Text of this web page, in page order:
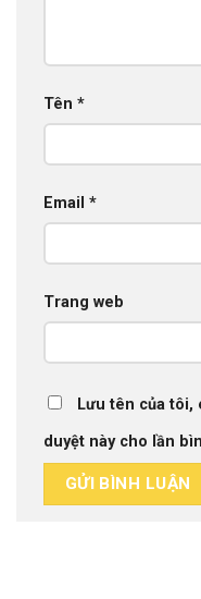
Tên *
Email *
Trang web
Lưu tên của
duyệt này cho lần